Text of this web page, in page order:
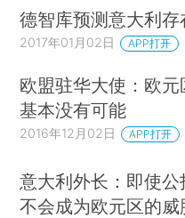
德智库预测意大利
2017年01月02日 APP打开
欧盟驻华大使：欧元
基本没有可能
2016年12月02日 APP打开
意大利外长：即使
不会成为欧元区的威